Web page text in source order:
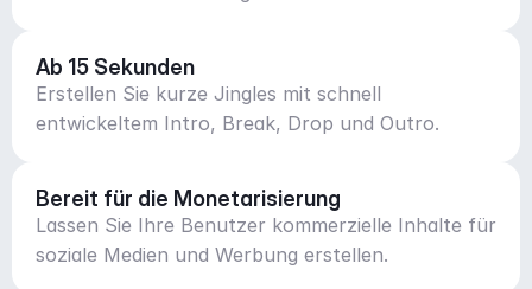
Ab 15 Sekunden
Erstellen Sie kurze Jingles mit schnell
entwickeltem Intro, Break, Drop und Outro.
Bereit für die Monetarisierung
Lassen Sie Ihre Benutzer kommerzielle Inhalte für
soziale Medien und Werbung erstellen.